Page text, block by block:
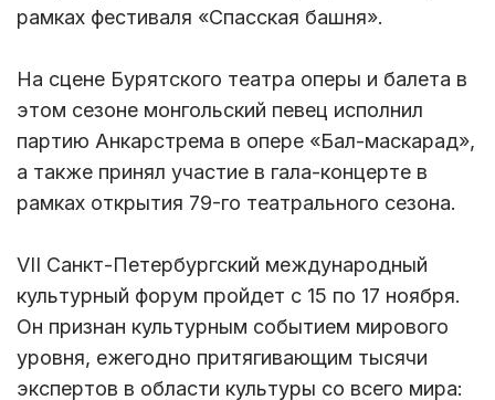
рамках фестиваля «Спасская башня».
На сцене Бурятского театра оперы и балета в
этом сезоне монгольский певец исполнил
партию Анкарстрема в опере «Бал-маскарад»,
а также принял участие в гала-концерте в
рамках открытия 79-го театрального сезона.
VII Санкт-Петербургский международный
культурный форум пройдет с 15 по 17 ноября.
Он признан культурным событием мирового
уровня, ежегодно притягивающим тысячи
экспертов в области культуры со всего мира: